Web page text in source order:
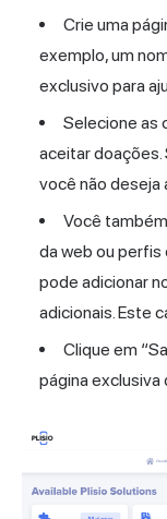
Crie uma
exemplo, um
exclusivo para
Selecione as
aceitar doações.
você não deseja
Você
da web ou perfis
pode adicionar
adicionais. Este
Clique em
página